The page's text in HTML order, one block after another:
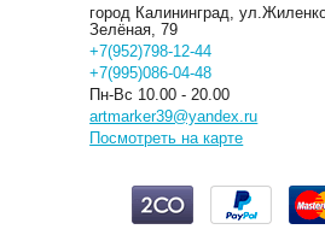
город Калининград,
Зелёная, 79
+7(952)798-12-44
+7(995)086-04-48
Пн-Вс 10.00 - 20.00
artmarker39@yandex.ru
Посмотреть на карте